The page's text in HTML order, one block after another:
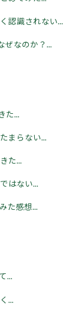
認識されない...
ぜなのか？...
た...
まらない...
た...
はない...
た感想...
...
...